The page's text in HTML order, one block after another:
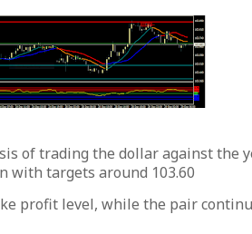
of trading the dollar against the
with targets around 103.60
profit level, while the pair